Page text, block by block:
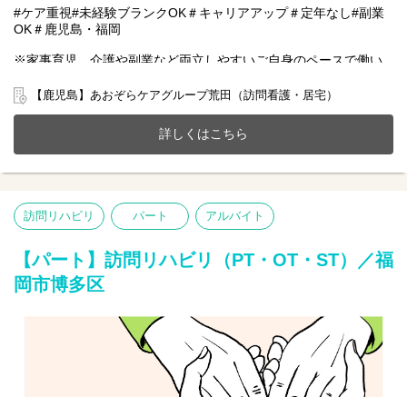
#ケア重視#未経験ブランクOK＃キャリアアップ＃定年なし#副業
OK＃鹿児島・福岡
※家事育児、介護や副業など両立しやすいご自身のペースで働い
鹿児島市にある訪問看護ステーションにて安心して在宅療養をし
ていただけるように一緒にサポートをしませんか？
20～70代まで幅広い年齢層の方が活躍中です。
今までのご経験やスキルを当社で発揮して頂ける方を募集してい
ます。
【仕事内容】訪問リハビリ業務全般 ※直行直帰OK
訪問看護ステーションからご利用者様宅を訪問し、一人一人に寄
●健康状態の観察（バイタルチェックなど）
●利用者様へのリハビリテーション
●立ち上がる、起き上がる、歩くなど訓練
【鹿児島】あおぞらケアグループ荒田（訪問看護・居宅）
詳しくはこちら
訪問リハビリ パート アルバイト
【パート】訪問リハビリ（PT・OT・ST）／福
岡市博多区